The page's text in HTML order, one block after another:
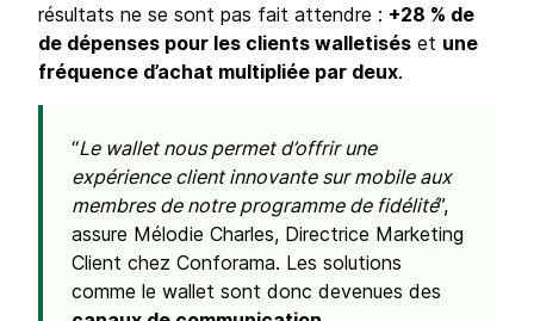
résultats ne se sont pas fait attendre : +28 % de
de dépenses pour les clients walletisés et une
fréquence d’achat multipliée par deux.
“Le wallet nous permet d’offrir une
expérience client innovante sur mobile aux
membres de notre programme de fidélité”,
assure Mélodie Charles, Directrice Marketing
Client chez Conforama. Les solutions
comme le wallet sont donc devenues des